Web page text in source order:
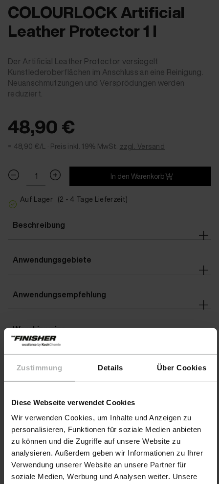
Zustimmung Details Über Cookies
Diese Webseite verwendet Cookies
Wir verwenden Cookies, um Inhalte und Anzeigen zu
personalisieren, Funktionen für soziale Medien anbieten
zu können und die Zugriffe auf unsere Website zu
analysieren. Außerdem geben wir Informationen zu Ihrer
Verwendung unserer Website an unsere Partner für
soziale Medien, Werbung und Analysen weiter. Unsere
COLOURLOCK Artificial
Leather Protector 1 l
Der Artificial Leather Protector versiegelt
Kunstlederoberflächen im Anschluss an eine Reinigung.
Neuanschmutzungen und Versprödungen werden
reduziert.
48,90 €
= 48,90 €/L · Preis inkl. 19% MwSt. zzgl. Versand
In den Warenkorb
Auf Lager (2 - 4 Tage Lieferzeit)
Beschreibung
Anwendungsgebiete
Anwendungsempfehlung
Warnhinweise
Details
Downloads